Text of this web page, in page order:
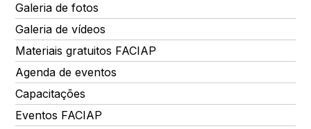
Galeria de fotos
Galeria de vídeos
Materiais gratuitos FACIAP
Agenda de eventos
Capacitações
Eventos FACIAP